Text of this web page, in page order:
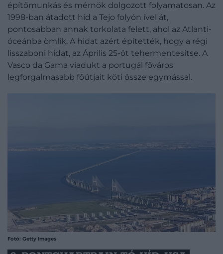
építőmunkás és mérnök dolgozott folyamatosan. Az
1998-ban átadott híd a Tejo folyón ível át,
pontosabban annak torkolata felett, ahol az Atlanti-
óceánba ömlik. A hidat azért építették, hogy a régi
lisszaboni hidat, az Április 25-öt tehermentesítse. A
Vasco da Gama viadukt a portugál főváros
legforgalmasabb főútjait köti össze egymással.
Fotó: Getty Images